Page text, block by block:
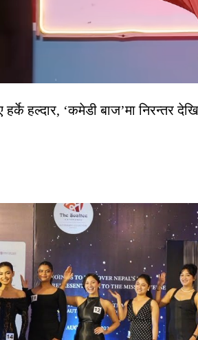
हर्के हल्दार, ‘कमेडी बाज’मा निरन्तर